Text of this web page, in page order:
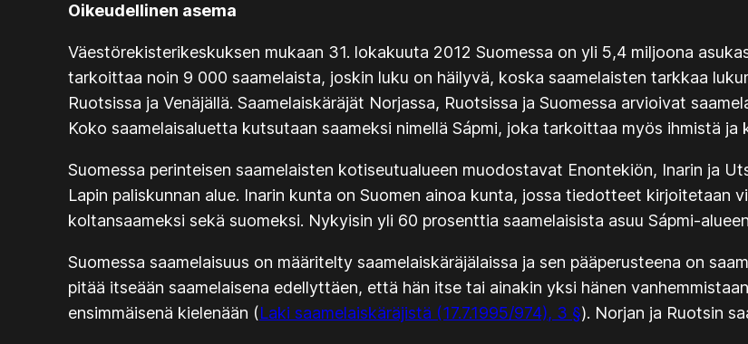
Oikeudellinen asema
Väestörekisterikeskuksen mukaan 31. lokakuuta 2012 Suomessa on yli 5,4 miljoona
tarkoittaa noin 9 000 saamelaista, joskin luku on häilyvä, koska saamelaisten tarkkaa
Ruotsissa ja Venäjällä. Saamelaiskäräjät Norjassa, Ruotsissa ja Suomessa arvioivat
Koko saamelaisaluetta kutsutaan saameksi nimelläSápmi, joka tarkoittaa myös ihmistä ja
Suomessa perinteisen saamelaisten kotiseutualueen muodostavat Enontekiön, Inarin ja
Lapin paliskunnan alue. Inarin kunta on Suomen ainoa kunta, jossa tiedotteet kirjoitetaan
koltansaameksi sekä suomeksi. Nykyisin yli 60 prosenttia saamelaisista asuu Sápmi-
Suomessa saamelaisuus on määritelty saamelaiskäräjälaissa ja sen pääperusteena on
pitää itseään saamelaisena edellyttäen, että hän itse tai ainakin yksi hänen
ensimmäisenä kielenään (Laki saamelaiskäräjistä (17.7.1995/974), 3 §). Norjan ja Ruotsin